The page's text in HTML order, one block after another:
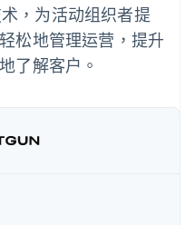
闲
，为活动组织者提
松地管理运营，提升
了解客户。